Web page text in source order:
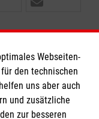
Webseiten-
den technischen
uns aber auch
und zusätzliche
zur besseren